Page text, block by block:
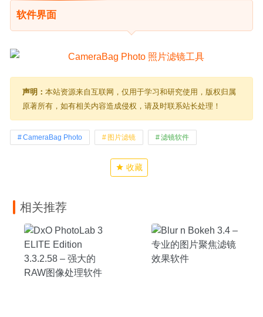
软件界面
声明： 本站资源来自互联网，仅用于学习和研究使用，版权归属
原著所有，如有相关内容造成侵权，请及时联系站长处理！
CameraBag Photo 图片滤镜 滤镜软件
收藏
相关推荐